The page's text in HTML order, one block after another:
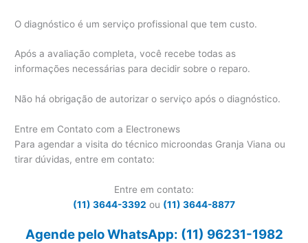
O diagnóstico é um serviço profissional que tem custo.
Após a avaliação completa, você recebe todas as
informações necessárias para decidir sobre o reparo.
Não há obrigação de autorizar o serviço após o diagnóstico.
Entre em Contato com a Electronews
Para agendar a visita do técnico microondas Granja Viana ou
tirar dúvidas, entre em contato:
Entre em contato:
(11) 3644-3392 ou (11) 3644-8877
Agende pelo WhatsApp: (11) 96231-1982